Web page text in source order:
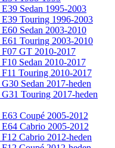
Sedan 1995-2003
Touring 1996-2003
Sedan 2003-2010
Touring 2003-2010
GT 2010-2017
Sedan 2010-2017
Touring 2010-2017
Sedan 2017-heden
Touring 2017-heden
Coupé 2005-2012
Cabrio 2005-2012
Cabrio 2012-heden